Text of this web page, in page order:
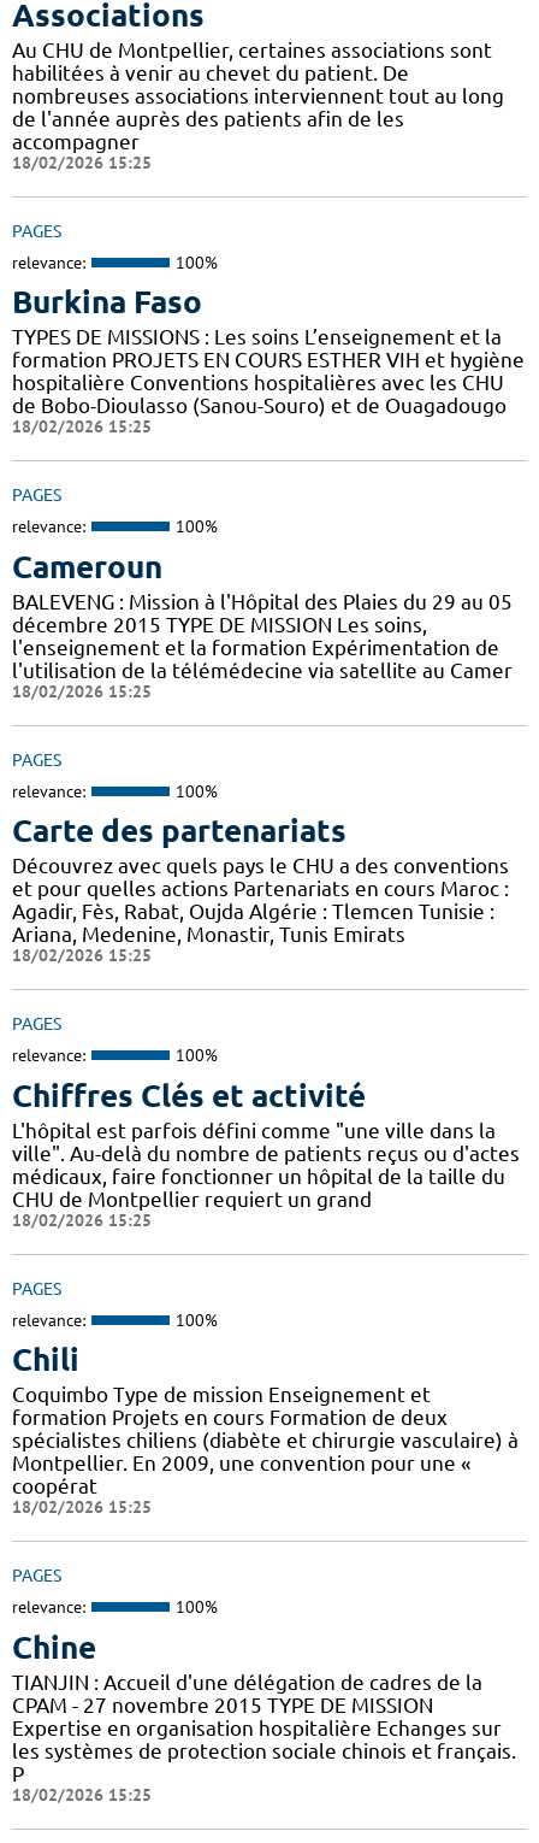
Associations
Au CHU de Montpellier, certaines associations sont
habilitées à venir au chevet du patient. De
nombreuses associations interviennent tout au long
de l'année auprès des patients afin de les
accompagner
18/02/2026 15:25
PAGES
relevance: 100%
Burkina Faso
TYPES DE MISSIONS : Les soins L’enseignement et la
formation PROJETS EN COURS ESTHER VIH et hygiène
hospitalière Conventions hospitalières avec les CHU
de Bobo-Dioulasso (Sanou-Souro) et de Ouagadougo
18/02/2026 15:25
PAGES
relevance: 100%
Cameroun
BALEVENG : Mission à l'Hôpital des Plaies du 29 au 05
décembre 2015 TYPE DE MISSION Les soins,
l'enseignement et la formation Expérimentation de
l'utilisation de la télémédecine via satellite au Camer
18/02/2026 15:25
PAGES
relevance: 100%
Carte des partenariats
Découvrez avec quels pays le CHU a des conventions
et pour quelles actions Partenariats en cours Maroc :
Agadir, Fès, Rabat, Oujda Algérie : Tlemcen Tunisie :
Ariana, Medenine, Monastir, Tunis Emirats
18/02/2026 15:25
PAGES
relevance: 100%
Chiffres Clés et activité
L'hôpital est parfois défini comme "une ville dans la
ville". Au-delà du nombre de patients reçus ou d'actes
médicaux, faire fonctionner un hôpital de la taille du
CHU de Montpellier requiert un grand
18/02/2026 15:25
PAGES
relevance: 100%
Chili
Coquimbo Type de mission Enseignement et
formation Projets en cours Formation de deux
spécialistes chiliens (diabète et chirurgie vasculaire) à
Montpellier. En 2009, une convention pour une «
coopérat
18/02/2026 15:25
PAGES
relevance: 100%
Chine
TIANJIN : Accueil d'une délégation de cadres de la
CPAM - 27 novembre 2015 TYPE DE MISSION
Expertise en organisation hospitalière Echanges sur
les systèmes de protection sociale chinois et français.
P
18/02/2026 15:25